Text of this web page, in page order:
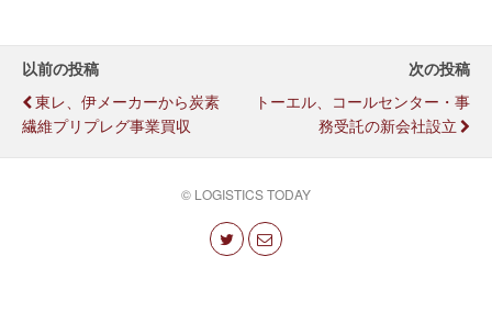
以前の投稿
東レ、伊メーカーから炭素
繊維プリプレグ事業買収
次の投稿
トーエル、コールセンター・事
務受託の新会社設立
© LOGISTICS TODAY